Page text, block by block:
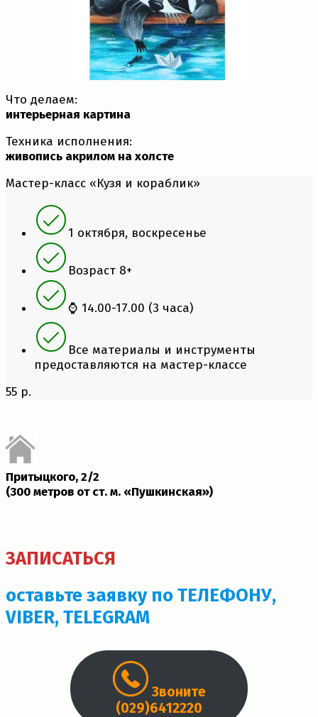
Что делаем:
интерьерная картина
Техника исполнения:
живопись акрилом на холсте
Мастер-класс «Кузя и кораблик»
1 октября, воскресенье
Возраст 8+
⌚ 14.00-17.00 (3 часа)
Все материалы и инструменты
предоставляются на мастер-классе
55 р.
Притыцкого, 2/2
(300 метров от ст. м. «Пушкинская»)­
ЗАПИСАТЬСЯ
оставьте заявку по ТЕЛЕФОНУ,
VIBER, TELEGRAM
Звоните
(029)6412220